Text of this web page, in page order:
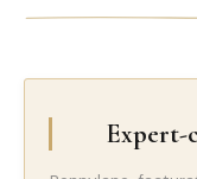
Expert-